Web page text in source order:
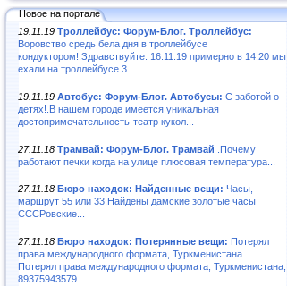
Новое на портале
19.11.19 Троллейбус: Форум-Блог. Троллейбус:
Воровство средь бела дня в троллейбусе
кондуктором!.Здравствуйте. 16.11.19 примерно в 14:20 мы
ехали на троллейбусе 3...
19.11.19 Автобус: Форум-Блог. Автобусы: С заботой о
детях!.В нашем городе имеется уникальная
достопримечательность-театр кукол...
27.11.18 Трамвай: Форум-Блог. Трамвай .Почему
работают печки когда на улице плюсовая температура...
27.11.18 Бюро находок: Найденные вещи: Часы,
маршрут 55 или 33.Найдены дамские золотые часы
СССРовские...
27.11.18 Бюро находок: Потерянные вещи: Потерял
права международного формата, Туркменистана .
Потерял права международного формата, Туркменистана,
89375943579 ..